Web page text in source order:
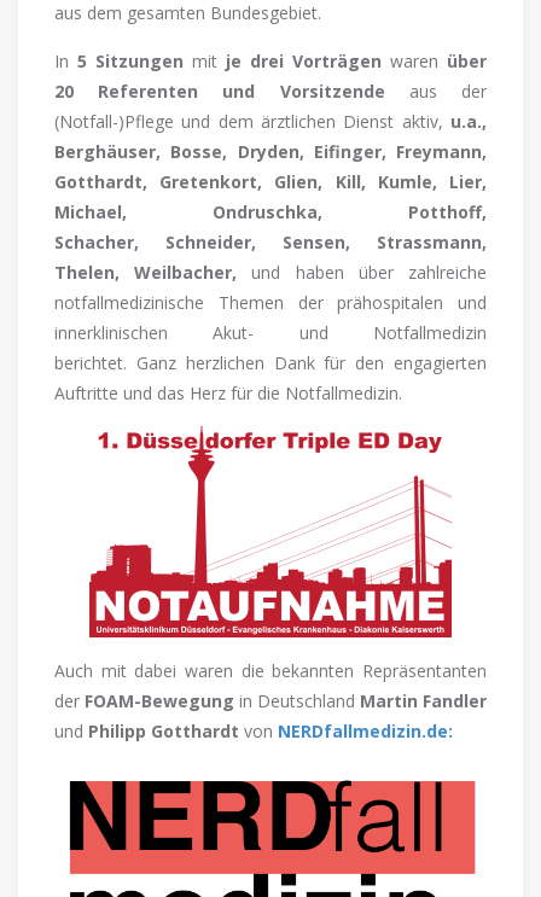
aus dem gesamten Bundesgebiet.
In 5 Sitzungen mit je drei Vorträgen waren über
20
Referenten und Vorsitzende aus der
(Notfall-)Pflege und dem ärztlichen Dienst aktiv, u.a.,
Berghäuser, Bosse, Dryden, Eifinger, Freymann,
Gotthardt, Gretenkort, Glien, Kill, Kumle, Lier,
Michael, Ondruschka, Potthoff,
Schacher, Schneider, Sensen, Strassmann,
Thelen, Weilbacher,und haben über zahlreiche
notfallmedizinische Themen der prähospitalen und
innerklinischen Akut- und Notfallmedizin
berichtet. Ganz herzlichen Dank für den engagierten
Auftritte und das Herz für die Notfallmedizin.
Auch mit dabei waren die bekannten Repräsentanten
der FOAM-Bewegung in Deutschland Martin Fandler
und Philipp Gotthardt von NERDfallmedizin.de: